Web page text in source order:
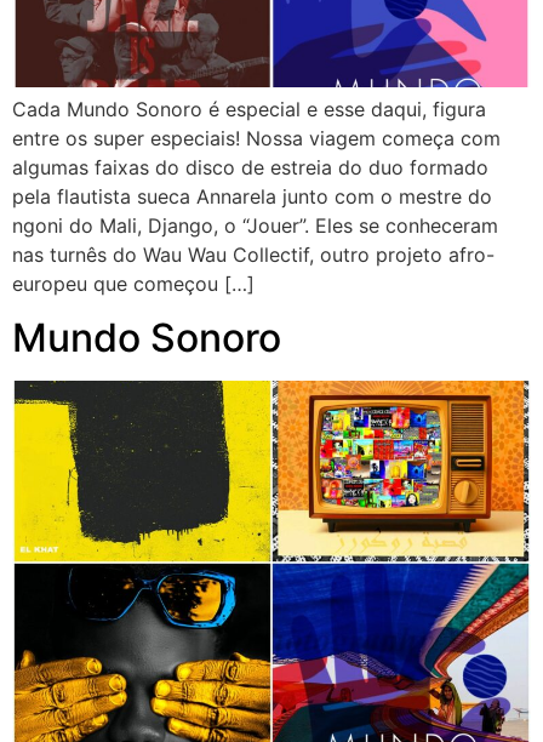
Cada Mundo Sonoro é especial e esse daqui, figura
entre os super especiais! Nossa viagem começa com
algumas faixas do disco de estreia do duo formado
pela flautista sueca Annarela junto com o mestre do
ngoni do Mali, Django, o “Jouer”. Eles se conheceram
nas turnês do Wau Wau Collectif, outro projeto afro-
europeu que começou […]
Mundo Sonoro